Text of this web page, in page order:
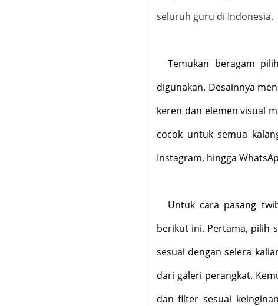
seluruh guru di Indonesia.
Temukan beragam
digunakan. Desainnya
keren dan elemen visual
cocok untuk semua
Instagram, hingga
Untuk cara pasang
berikut ini. Pertama, pilih
sesuai dengan selera
dari galeri perangkat.
dan filter sesuai